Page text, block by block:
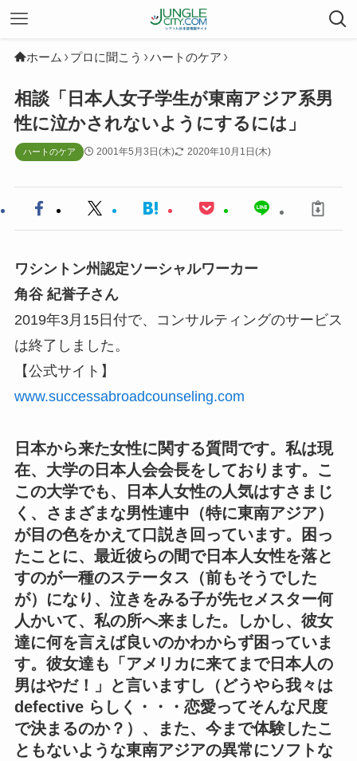
ホーム プロに聞こう ハートのケア
相談「日本人女子学生が東南アジア系男
性に泣かされないようにするには」
ハートのケア 2001年5月3日(木) 2020年10月1日(木)
ワシントン州認定ソーシャルワーカー
角谷 紀誉子さん
2019年3月15日付で、コンサルティングのサービス
は終了しました。
【公式サイト】
www.successabroadcounseling.com
日本から来た女性に関する質問です。私は現
在、大学の日本人会会長をしております。こ
この大学でも、日本人女性の人気はすさまじ
く、さまざまな男性連中（特に東南アジア）
が目の色をかえて口説き回っています。困っ
たことに、最近彼らの間で日本人女性を落と
すのが一種のステータス（前もそうでした
が）になり、泣きをみる子が先セメスター何
人かいて、私の所へ来ました。しかし、彼女
達に何を言えば良いのかわからず困っていま
す。彼女達も「アメリカに来てまで日本人の
男はやだ！」と言いますし（どうやら我々は
defective らしく・・・恋愛ってそんな尺度
で決まるのか？）、また、今まで体験したこ
ともないような東南アジアの異常にソフトな